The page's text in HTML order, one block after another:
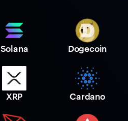
Solana Dogecoin
XRP Cardano